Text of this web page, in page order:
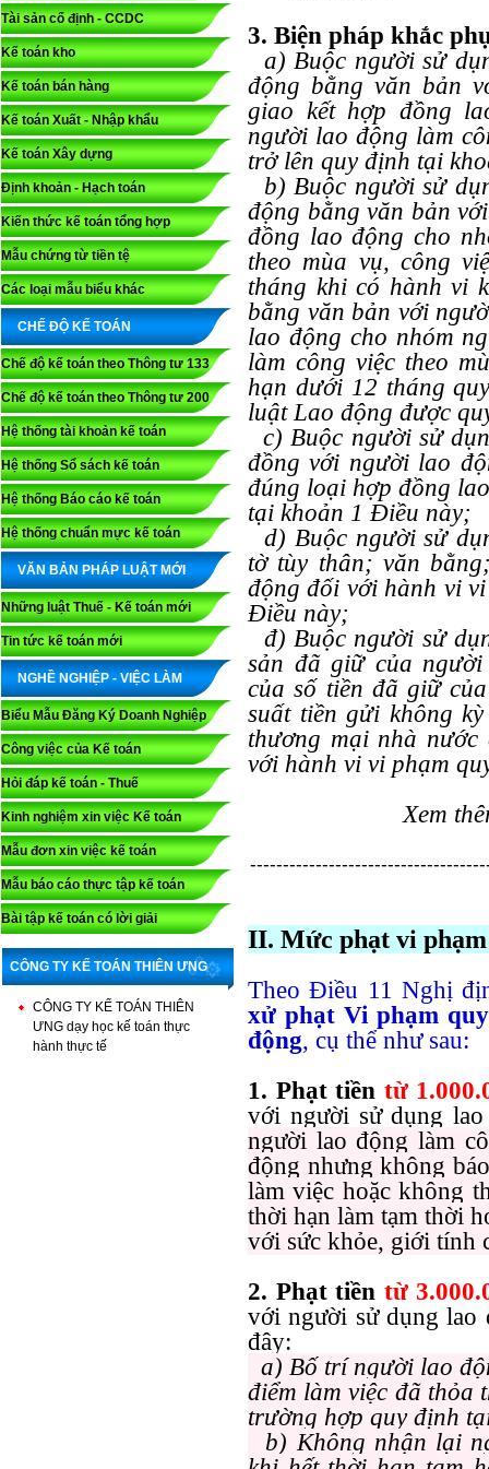
Tài sản cố định - CCDC
Kế toán kho
Kế toán bán hàng
Kế toán Xuất - Nhập khẩu
Kế toán Xây dựng
Định khoản - Hạch toán
Kiến thức kế toán tổng hợp
Mẫu chứng từ tiền tệ
Các loại mẫu biểu khác
CHẾ ĐỘ KẾ TOÁN
Chế độ kế toán theo Thông tư 133
Chế độ kế toán theo Thông tư 200
Hệ thống tài khoản kế toán
Hệ thống Sổ sách kế toán
Hệ thống Báo cáo kế toán
Hệ thống chuẩn mực kế toán
VĂN BẢN PHÁP LUẬT MỚI
Những luật Thuế - Kế toán mới
Tin tức kế toán mới
NGHỀ NGHIỆP - VIỆC LÀM
Biểu Mẫu Đăng Ký Doanh Nghiệp
Công việc của Kế toán
Hỏi đáp kế toán - Thuế
Kinh nghiệm xin việc Kế toán
Mẫu đơn xin việc kế toán
Mẫu báo cáo thực tập kế toán
Bài tập kế toán có lời giải
CÔNG TY KẾ TOÁN THIÊN ƯNG
CÔNG TY KẾ TOÁN THIÊN
ƯNG dạy học kế toán thực
hành thực tế
3. Biện pháp khắc
a) Buộc người sử
động bằng văn bản
giao kết hợp đồng
người lao động làm
trở lên quy định tại
b) Buộc người sử
động bằng văn bản
đồng lao động cho
theo mùa vụ, công
tháng khi có hành vi
bằng văn bản với
lao động cho nhóm
làm công việc theo
hạn dưới 12 tháng
luật Lao động được
c) Buộc người sử
đồng với người lao
đúng loại hợp đồng
tại khoản 1 Điều này;
d) Buộc người sử
tờ tùy thân; văn
động đối với hành vi
Điều này;
đ) Buộc người sử
sản đã giữ của
của số tiền đã giữ
suất tiền gửi không
thương mại nhà
với hành vi vi phạm
Xem
II. Mức phạt vi
Theo Điều 11 Nghị
xử phạt Vi phạm
động, cụ thể như sau:
1. Phạt tiền từ
với người sử dụng
người lao động làm
động nhưng không
làm việc hoặc không
thời hạn làm tạm thời
với sức khỏe, giới tính
2. Phạt tiền từ
với người sử dụng lao
đây:
a) Bố trí người lao
điểm làm việc đã thỏa
trường hợp quy định
b) Không nhận lại